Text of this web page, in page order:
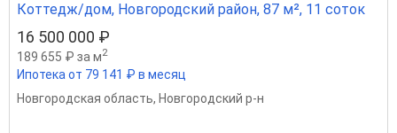
Коттедж/дом, Новгородский район, 87 м², 11 соток
16 500 000 ₽
189 655 ₽ за м2
Ипотека от 79 141 ₽ в месяц
Новгородская область, Новгородский р-н